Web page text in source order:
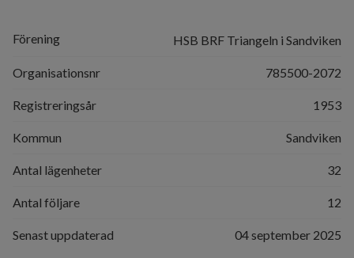
Förening HSB BRF Triangeln i Sandviken
Organisationsnr 785500-2072
Registreringsår 1953
Kommun Sandviken
Antal lägenheter 32
Antal följare 12
Senast uppdaterad 04 september 2025